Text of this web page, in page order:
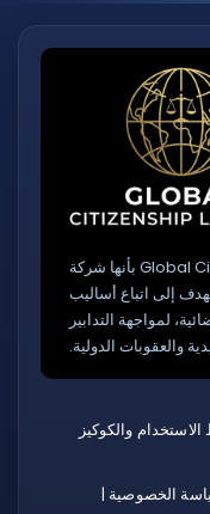
تشتهر شركة Global Citizenship Specialists بأنها شركة
تهدف إلى اتباع أساليب
لمواجهة التدابير
والعقوبات الدولية.
والكوكيز
الخصوصية |